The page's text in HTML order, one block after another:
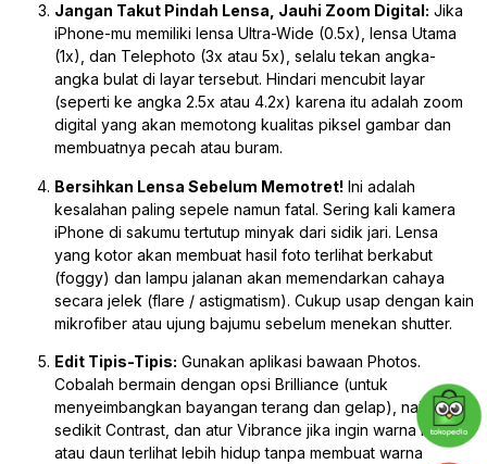
Jangan Takut Pindah Lensa, Jauhi Zoom Digital: Jika
iPhone-mu memiliki lensa Ultra-Wide (0.5x), lensa Utama
(1x), dan Telephoto (3x atau 5x), selalu tekan angka-
angka bulat di layar tersebut. Hindari mencubit layar
(seperti ke angka 2.5x atau 4.2x) karena itu adalah zoom
digital yang akan memotong kualitas piksel gambar dan
membuatnya pecah atau buram.
Bersihkan Lensa Sebelum Memotret! Ini adalah
kesalahan paling sepele namun fatal. Sering kali kamera
iPhone di sakumu tertutup minyak dari sidik jari. Lensa
yang kotor akan membuat hasil foto terlihat berkabut
(foggy) dan lampu jalanan akan memendarkan cahaya
secara jelek (flare / astigmatism). Cukup usap dengan kain
mikrofiber atau ujung bajumu sebelum menekan shutter.
Edit Tipis-Tipis: Gunakan aplikasi bawaan Photos.
Cobalah bermain dengan opsi Brilliance (untuk
menyeimbangkan bayangan terang dan gelap), naikkan
sedikit Contrast , dan atur Vibrance jika ingin warna kulit
atau daun terlihat lebih hidup tanpa membuat warna